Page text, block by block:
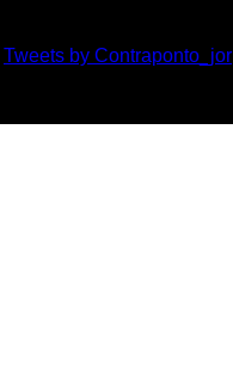
Tweets by Contraponto_jor